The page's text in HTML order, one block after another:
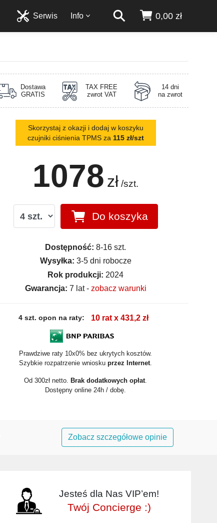
0,00 zł
Info
Serwis
Dostawa
GRATIS
TAX FREE
zwrot VAT
14 dni
na zwrot
Skorzystaj z okazji i dodaj w koszyku
czujniki ciśnienia TPMS za 115 zł/szt
1078 zł /szt.
Do koszyka
Dostępność: 8-16 szt.
Wysyłka: 3-5 dni robocze
Rok produkcji: 2024
Gwarancja: 7 lat - zobacz warunki
4 szt. opon na raty: 10 rat x 431,2 zł
Prawdziwe raty 10x0% bez ukrytych kosztów.
Szybkie rozpatrzenie wnioskuprzez Internet
Od 300zł netto. Brak dodatkowych opłat
Dostępny online 24h / dobę.
Zobacz szczegółowe opinie
Jesteś dla Nas VIP’em!
Twój Concierge :)